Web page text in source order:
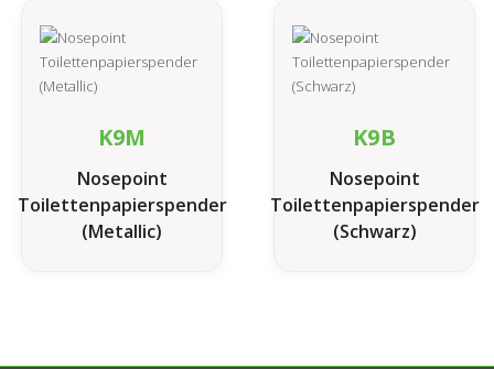
K9M
Nosepoint
Toilettenpapierspender
(Metallic)
K9B
Nosepoint
Toilettenpapierspender
(Schwarz)